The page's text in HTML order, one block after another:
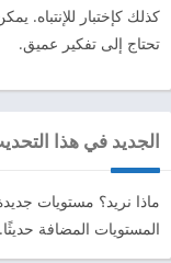
كذلك كإختبار للإنتباه.
تحتاج إلى تفكير عميق.
الجديد في هذا
ماذا نريد؟ مستويات
المستويات المضافة حديثًا.